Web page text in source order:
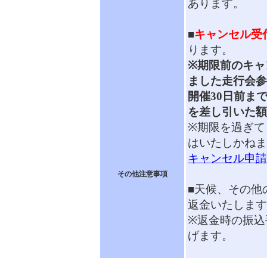
その他注意事項
あります。
■キャンセル受
ります。
※期限前のキ
ました走行会
開催30日前ま
を差し引いた
※期限を過ぎ
はいたしかね
キャンセル申
■天候、その他
返金いたしま
※返金時の振
げます。